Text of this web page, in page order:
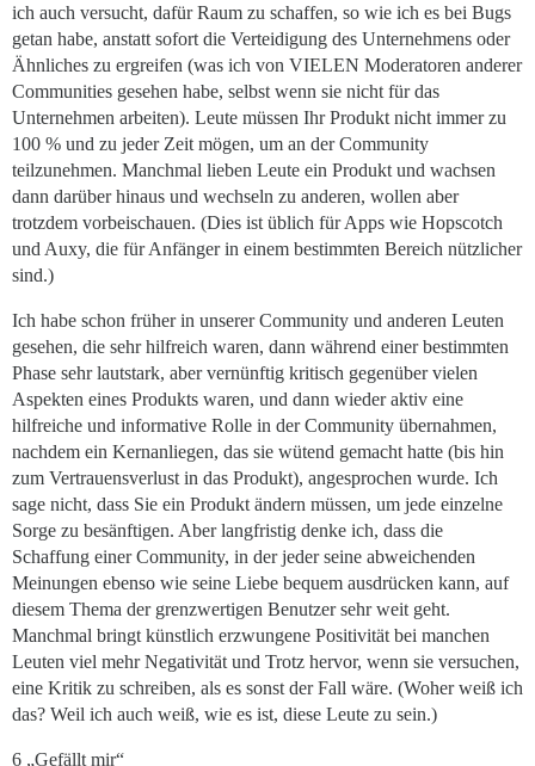
ich auch versucht, dafür Raum zu schaffen, so wie ich es bei Bugs
getan habe, anstatt sofort die Verteidigung des Unternehmens oder
Ähnliches zu ergreifen (was ich von VIELEN Moderatoren anderer
Communities gesehen habe, selbst wenn sie nicht für das
Unternehmen arbeiten). Leute müssen Ihr Produkt nicht immer zu
100 % und zu jeder Zeit mögen, um an der Community
teilzunehmen. Manchmal lieben Leute ein Produkt und wachsen
dann darüber hinaus und wechseln zu anderen, wollen aber
trotzdem vorbeischauen. (Dies ist üblich für Apps wie Hopscotch
und Auxy, die für Anfänger in einem bestimmten Bereich nützlicher
sind.)
Ich habe schon früher in unserer Community und anderen Leuten
gesehen, die sehr hilfreich waren, dann während einer bestimmten
Phase sehr lautstark, aber vernünftig kritisch gegenüber vielen
Aspekten eines Produkts waren, und dann wieder aktiv eine
hilfreiche und informative Rolle in der Community übernahmen,
nachdem ein Kernanliegen, das sie wütend gemacht hatte (bis hin
zum Vertrauensverlust in das Produkt), angesprochen wurde. Ich
sage nicht, dass Sie ein Produkt ändern müssen, um jede einzelne
Sorge zu besänftigen. Aber langfristig denke ich, dass die
Schaffung einer Community, in der jeder seine abweichenden
Meinungen ebenso wie seine Liebe bequem ausdrücken kann, auf
diesem Thema der grenzwertigen Benutzer sehr weit geht.
Manchmal bringt künstlich erzwungene Positivität bei manchen
Leuten viel mehr Negativität und Trotz hervor, wenn sie versuchen,
eine Kritik zu schreiben, als es sonst der Fall wäre. (Woher weiß ich
das? Weil ich auch weiß, wie es ist, diese Leute zu sein.)
6 „Gefällt mir“